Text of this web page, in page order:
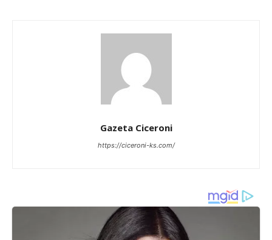
Gazeta Ciceroni
https://ciceroni-ks.com/